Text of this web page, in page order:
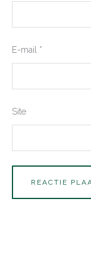
E-mail *
Site